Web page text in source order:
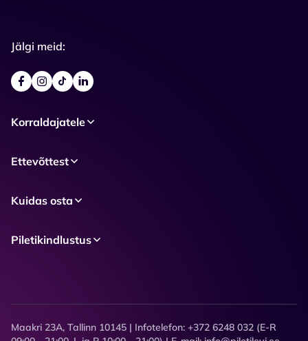
Jälgi meid:
Korraldajatele
Ettevõttest
Kuidas osta
Piletikindlustus
Maakri 23A, Tallinn 10145 | Infotelefon: +372 6248 032 (E-R